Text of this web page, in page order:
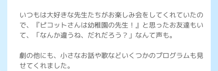
いつもは大好きな先生たちがお楽しみ会をしてくれていたの
で、『ピコットさんは幼稚園の先生！』と思ったお友達もい
て、「なんか違うね、だれだろう？」なんて声も。
劇の他にも、小さなお話や歌などいくつかのプログラムも見
せてくれました。